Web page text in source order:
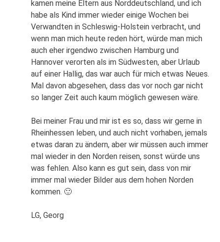
kamen meine Eltern aus Norddeutschland, und ich
habe als Kind immer wieder einige Wochen bei
Verwandten in Schleswig-Holstein verbracht, und
wenn man mich heute reden hört, würde man mich
auch eher irgendwo zwischen Hamburg und
Hannover verorten als im Südwesten, aber Urlaub
auf einer Hallig, das war auch für mich etwas Neues.
Mal davon abgesehen, dass das vor noch gar nicht
so langer Zeit auch kaum möglich gewesen wäre.
Bei meiner Frau und mir ist es so, dass wir gerne in
Rheinhessen leben, und auch nicht vorhaben, jemals
etwas daran zu ändern, aber wir müssen auch immer
mal wieder in den Norden reisen, sonst würde uns
was fehlen. Also kann es gut sein, dass von mir
immer mal wieder Bilder aus dem hohen Norden
kommen. 🙂
LG, Georg